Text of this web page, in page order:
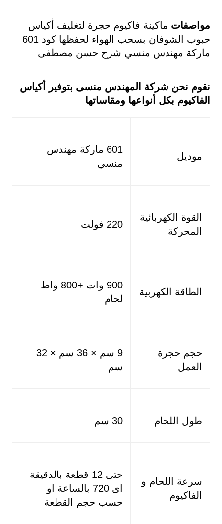
مواصفات ماكينة فاكيوم حجرة لتغليف أكياس
حبوب الشوفان بسحب الهواء لحفظها كود 601
ماركة مهندس منسي شرح حسن مصطفى
نقوم نحن شركة المهندس منسى بتوفير أكياس
الفاكيوم بكل أنواعها ومقاساتها
موديل
601 ماركة مهندس
منسي
القوة الكهربائية
المحركة
220 فولت
الطاقة الكهربية
900 وات +800 واط
لحام
حجم حجرة
العمل
9 سم × 36 سم × 32
سم
طول اللحام 30 سم
سرعة اللحام و
الفاكيوم
حتى 12 قطعة بالدقيقة
اى 720 بالساعة او
حسب حجم القطعة